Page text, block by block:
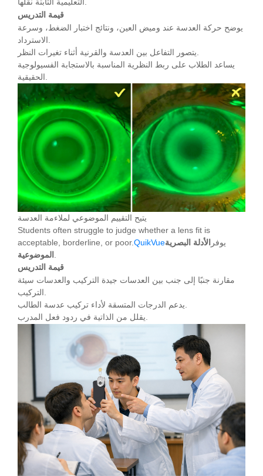
قيمة التدريس
يوضح حركة العدسة عند وميض العين، ونتائج اختبار الضغط، وسرعة
يساعد الطلاب على ربط النظرية المناسبة بالاستجابة الفسيولوجية
يتيح التقييم الموضوعي لملاءمة العدسة
Students often struggle to judge whether a lens fit is
acceptable, borderline, or poor.QuikVue يوفر الأدلة البصرية
الموضوعية
قيمة التدريس
مقارنة جنبًا إلى جنب بين العدسات جيدة التركيب والعدسات سيئة